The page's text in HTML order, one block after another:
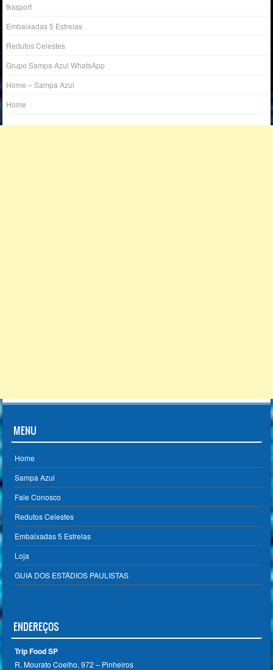
tkssport
Embaixadas 5 Estrelas
Redutos Celestes
Grupo Sampa Azul WhatsApp
Home – Sampa Azul
Home
MENU
Home
Sampa Azul
Fale Conosco
Redutos Celestes
Embaixadas 5 Estrelas
Loja
GUIA DOS ESTÁDIOS PAULISTAS
ENDEREÇOS
Trip Food SP
R. Mourato Coelho, 972 – Pinheiros